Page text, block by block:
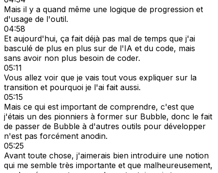
Mais il y a quand même une logique de progression et
d'usage de l'outil.
04:58
Et aujourd'hui, ça fait déjà pas mal de temps que j'ai
basculé de plus en plus sur de l'IA et du code, mais
sans avoir non plus besoin de coder.
05:11
Vous allez voir que je vais tout vous expliquer sur la
transition et pourquoi je l'ai fait aussi.
05:15
Mais ce qui est important de comprendre, c'est que
j'étais un des pionniers à former sur Bubble, donc le fait
de passer de Bubble à d'autres outils pour développer
n'est pas forcément anodin.
05:25
Avant toute chose, j'aimerais bien introduire une notion
qui me semble très importante et que malheureusement,